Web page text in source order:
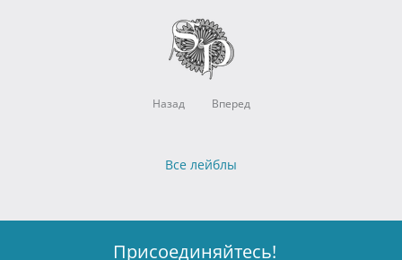
Назад Вперед
Все лейблы
Присоединяйтесь!